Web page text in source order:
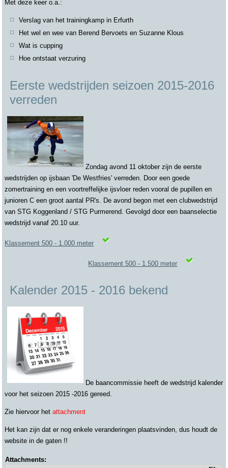
Met deze keer o.a.:
Verslag van het trainingkamp in Erfurth
Het wel en wee van Berend Bervoets en Suzanne Klous
Wat is cupping
Hoe ontstaat verzuring
Eerste wedstrijden seizoen 2015-2016
verreden
Zondag avond 11 oktober zijn de eerste
wedstrijden op ijsbaan 'De Westfries' verreden. Door een goede
zomertraining en een voortreffelijke ijsvloer reden vooral de pupillen en
junioren C een groot aantal PR's. De avond begon met een clubwedstrijd
van STG Koggenland / STG Purmerend. Gevolgd door een baanselectie
wedstrijd vanaf 20.10 uur.
Klassement 500 - 1.000 meter
Klassement 500 - 1.500 meter
Kalender 2015 - 2016 bekend
De baancommissie heeft de wedstrijd kalender
voor het seizoen 2015 -2016 gereed.
Zie hiervoor hetattachment
Het kan zijn dat er nog enkele veranderingen plaatsvinden, dus houdt de
website in de gaten !!
Attachments: